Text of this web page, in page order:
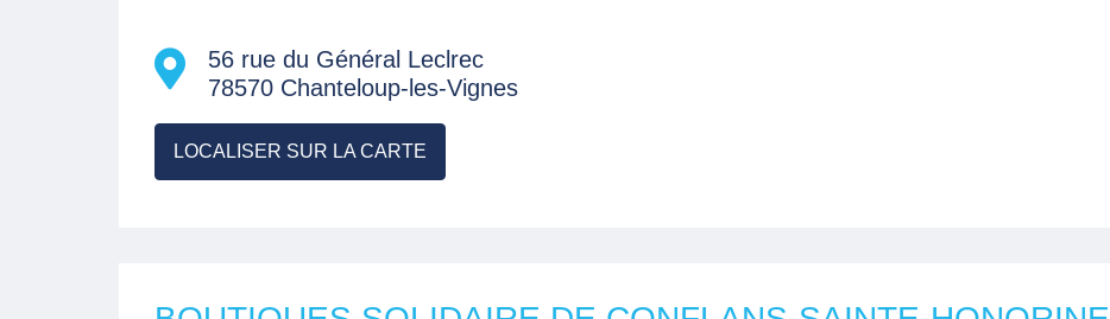
56 rue du Général Leclrec
78570 Chanteloup-les-Vignes
LOCALISER SUR LA CARTE